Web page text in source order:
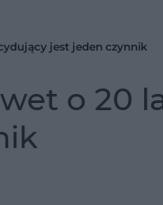
jest jeden czynnik
o 20